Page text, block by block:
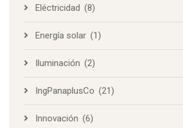
Eléctricidad (8)
Energía solar (1)
Iluminación (2)
IngPanaplusCo (21)
Innovación (6)